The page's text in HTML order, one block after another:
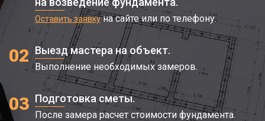
Оставить заявкуна сайте или по телефону.
02 Выезд мастера на объект.
Выполнение необходимых замеров.
03 Подготовка сметы.
После замера расчет стоимости фундамента.